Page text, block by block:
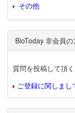
その他
BioToday 非会員
質問を投稿して頂
ご登録に関しまし